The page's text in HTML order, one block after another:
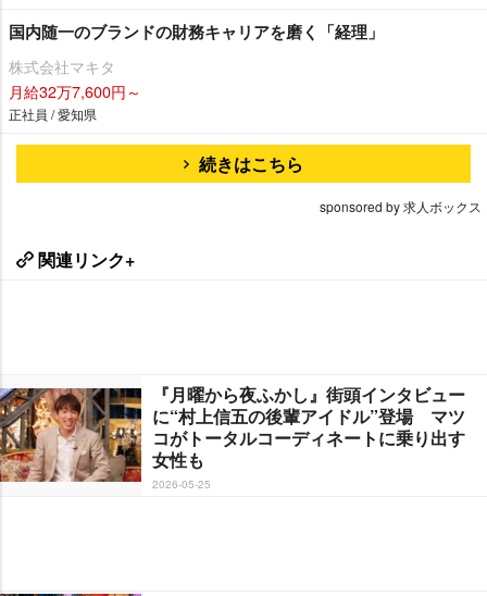
国内随一のブランドの財務キャリアを磨く「経理」
株式会社マキタ
月給32万7,600円～
正社員 / 愛知県
続きはこちら
sponsored by 求人ボックス
関連リンク+
『月曜から夜ふかし』街頭インタビュー
に“村上信五の後輩アイドル”登場 マツ
コがトータルコーディネートに乗り出す
女性も
2026-05-25